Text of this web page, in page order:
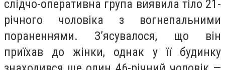
слідчо-оперативна група виявила тіло 21-
річного чоловіка з вогнепальними
пораненнями. З’ясувалося, що він
приїхав до жінки, однак у її будинку